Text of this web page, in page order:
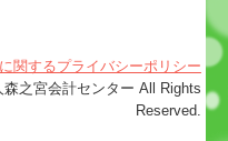
関するプライバシーポリシー
之宮会計センター All Rights
Reserved.